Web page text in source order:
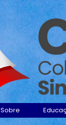
Sobre